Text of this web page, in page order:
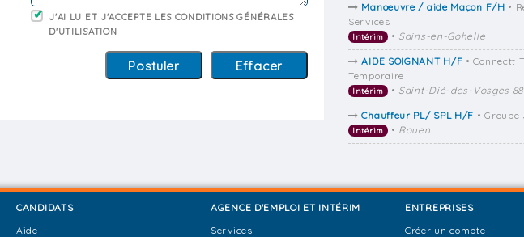
J'AI LU ET J'ACCEPTE LES CONDITIONS GÉNÉRALES
D'UTILISATION
Manoeuvre / aide Maçon F/H •
Services
Intérim • Sains-en-Gohelle
AIDE SOIGNANT H/F • Connectt
Temporaire
Intérim • Saint-Dié-des-Vosges
Chauffeur PL/ SPL H/F • Groupe
Intérim • Rouen
CANDIDATS
Aide
AGENCE D'EMPLOI ET INTÉRIM
Services
ENTREPRISES
Créer un compte